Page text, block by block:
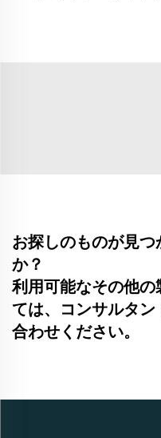
お探しのものが見つ
か？
利用可能なその他の
ては、コンサルタン
合わせください。